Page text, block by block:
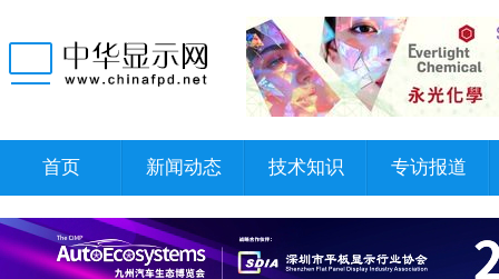
首页 新闻动态 技术知识 专访报道